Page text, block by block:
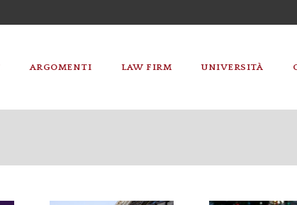
ARGOMENTI LAW FIRM UNIVERSITÀ